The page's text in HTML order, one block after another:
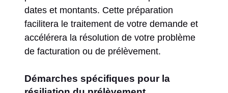
dates et montants. Cette préparation
facilitera le traitement de votre demande et
accélérera la résolution de votre problème
de facturation ou de prélèvement.
Démarches spécifiques pour la